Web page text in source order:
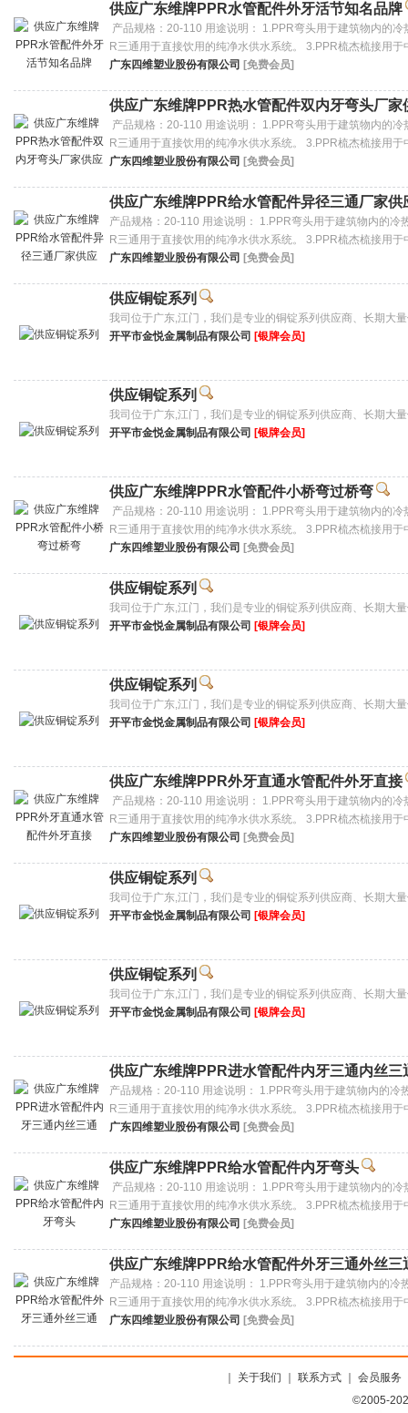
供应广东维牌PPR水管配件外牙活节知名品牌
产品规格：20-110 用途说明： 1.PPR弯头用于建筑物内的
R三通用于直接饮用的纯净水供水系统。 3.PPR梳杰梳接用
广东四维塑业股份有限公司 [免费会员]
供应广东维牌PPR热水管配件双内牙弯头厂家
产品规格：20-110 用途说明： 1.PPR弯头用于建筑物内的
R三通用于直接饮用的纯净水供水系统。 3.PPR梳杰梳接用
广东四维塑业股份有限公司 [免费会员]
供应广东维牌PPR给水管配件异径三通厂家供
产品规格：20-110 用途说明： 1.PPR弯头用于建筑物内的
R三通用于直接饮用的纯净水供水系统。 3.PPR梳杰梳接用
广东四维塑业股份有限公司 [免费会员]
供应铜锭系列
我司位于广东,江门，我们是专业的铜锭系列供应商、长期大
开平市金悦金属制品有限公司 [银牌会员]
供应铜锭系列
我司位于广东,江门，我们是专业的铜锭系列供应商、长期大
开平市金悦金属制品有限公司 [银牌会员]
供应广东维牌PPR水管配件小桥弯过桥弯
产品规格：20-110 用途说明： 1.PPR弯头用于建筑物内的
R三通用于直接饮用的纯净水供水系统。 3.PPR梳杰梳接用
广东四维塑业股份有限公司 [免费会员]
供应铜锭系列
我司位于广东,江门，我们是专业的铜锭系列供应商、长期大
开平市金悦金属制品有限公司 [银牌会员]
供应铜锭系列
我司位于广东,江门，我们是专业的铜锭系列供应商、长期大
开平市金悦金属制品有限公司 [银牌会员]
供应广东维牌PPR外牙直通水管配件外牙直接
产品规格：20-110 用途说明： 1.PPR弯头用于建筑物内的
R三通用于直接饮用的纯净水供水系统。 3.PPR梳杰梳接用
广东四维塑业股份有限公司 [免费会员]
供应铜锭系列
我司位于广东,江门，我们是专业的铜锭系列供应商、长期大
开平市金悦金属制品有限公司 [银牌会员]
供应铜锭系列
我司位于广东,江门，我们是专业的铜锭系列供应商、长期大
开平市金悦金属制品有限公司 [银牌会员]
供应广东维牌PPR进水管配件内牙三通内丝三
产品规格：20-110 用途说明： 1.PPR弯头用于建筑物内的
R三通用于直接饮用的纯净水供水系统。 3.PPR梳杰梳接用
广东四维塑业股份有限公司 [免费会员]
供应广东维牌PPR给水管配件内牙弯头
产品规格：20-110 用途说明： 1.PPR弯头用于建筑物内的
R三通用于直接饮用的纯净水供水系统。 3.PPR梳杰梳接用
广东四维塑业股份有限公司 [免费会员]
供应广东维牌PPR给水管配件外牙三通外丝三
产品规格：20-110 用途说明： 1.PPR弯头用于建筑物内的
R三通用于直接饮用的纯净水供水系统。 3.PPR梳杰梳接用
广东四维塑业股份有限公司 [免费会员]
关于我们 联系方式｜ 会员服务
©2005-